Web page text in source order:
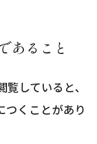
あること
していると、
つくことがあり